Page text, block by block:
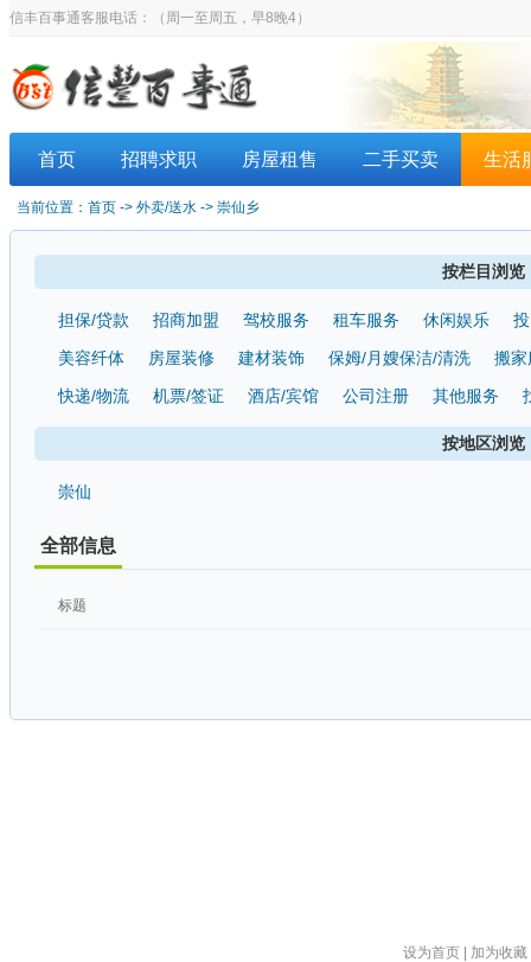
信丰百事通客服电话： （周一至周五，早8晚4）
首页 招聘求职 房屋租售 二手买卖 生活
当前位置： 首页 -> 外卖/送水 -> 崇仙乡
按栏目浏览
担保/贷款 招商加盟 驾校服务 租车服务 休闲娱乐
美容纤体
房屋装修 建材装饰 保姆/月嫂保洁/清洗
搬家
快递/物流
机票/签证 酒店/宾馆 公司注册 其他服务
按地区浏览
崇仙
全部信息
标题
设为首页 加为收藏